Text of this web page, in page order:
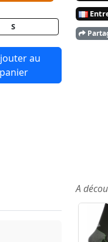
S
au
panier
A